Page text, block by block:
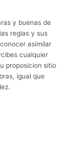
y buenas de
reglas y sus
asimilar
cualquier
proposicion sitio
igual que